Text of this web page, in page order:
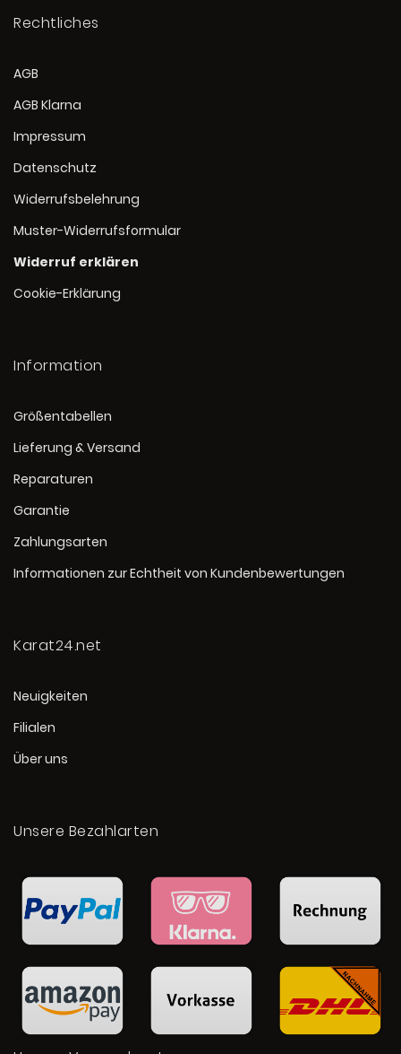
Rechtliches
AGB
AGB Klarna
Impressum
Datenschutz
Widerrufsbelehrung
Muster-Widerrufsformular
Widerruf erklären
Cookie-Erklärung
Information
Größentabellen
Lieferung & Versand
Reparaturen
Garantie
Zahlungsarten
Informationen zur Echtheit von Kundenbewertungen
Karat24.net
Neuigkeiten
Filialen
Über uns
Unsere Bezahlarten